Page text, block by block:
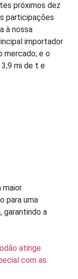
próximos dez
participações
à nossa
importador
mercado; e o
mi de t e
maior
para uma
garantindo a
atinge
com as